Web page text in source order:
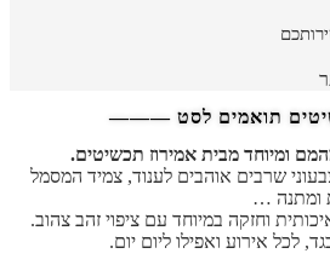
תואמים לסט ———
ומיוחד מבית אמירוז תכשיטים.
שרבים אוהבים לענוד, צמיד המסמל
ומתנה …
וחזקה במיוחד עם ציפוי זהב צהוב.
לכל אירוע ואפילו ליום יום.